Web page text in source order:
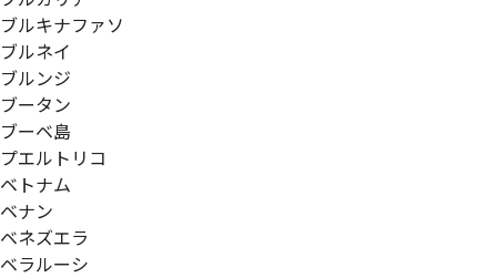
ブルキナファソ
ブルネイ
ブルンジ
ブータン
ブーベ島
プエルトリコ
ベトナム
ベナン
ベネズエラ
ベラルーシ